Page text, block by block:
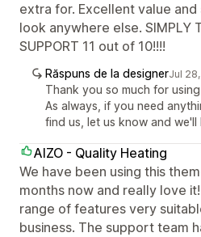
extra for. Excellent value
look anywhere else. SIMPLY
SUPPORT 11 out of 10!!!!
Răspuns de la designerJul
Thank you so much for
As always, if you need
find us, let us know and
AIZO - Quality Heating
We have been using this
months now and really love
range of features very
business. The support team